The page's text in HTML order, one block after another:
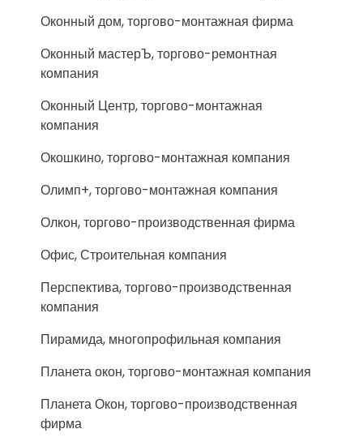
Оконный дом, торгово-монтажная фирма
Оконный мастерЪ, торгово-ремонтная
компания
Оконный Центр, торгово-монтажная
компания
Окошкино, торгово-монтажная компания
Олимп+, торгово-монтажная компания
Олкон, торгово-производственная фирма
Офис, Строительная компания
Перспектива, торгово-производственная
компания
Пирамида, многопрофильная компания
Планета окон, торгово-монтажная компания
Планета Окон, торгово-производственная
фирма